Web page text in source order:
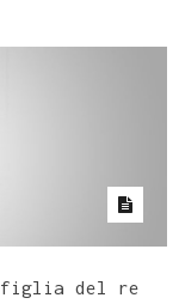
figlia del re